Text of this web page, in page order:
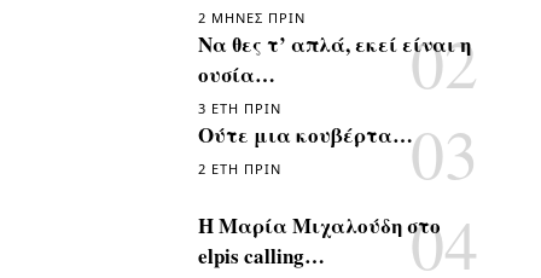
2 ΜΉΝΕΣ ΠΡΙΝ
Να θες τ’ απλά, εκεί είναι η
ουσία…
3 ΈΤΗ ΠΡΙΝ
Ούτε μια κουβέρτα…
2 ΈΤΗ ΠΡΙΝ
Η Μαρία Μιχαλούδη στο
elpis calling…